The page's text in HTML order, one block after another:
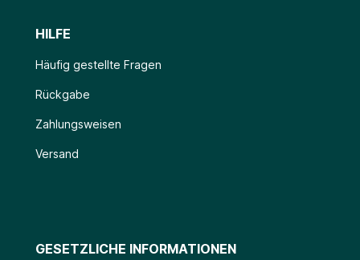
HILFE
Häufig gestellte Fragen
Rückgabe
Zahlungsweisen
Versand
GESETZLICHE INFORMATIONEN